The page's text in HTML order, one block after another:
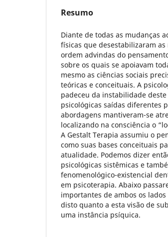
Resumo
Diante de todas as mudanças
físicas que desestabilizaram
ordem advindas do
sobre os quais se apoiavam
mesmo as ciências sociais
teóricas e conceituais. A
padeceu da instabilidade
psicológicas saídas diferentes
abordagens mantiveram-se
localizando na consciência o
A Gestalt Terapia assumiu o
como suas bases conceituais
atualidade. Podemos dizer
psicológicas sistêmicas e
fenomenológico-existencial
em psicoterapia. Abaixo
importantes de ambos os
disto quanto a esta visão de
uma instância psíquica.